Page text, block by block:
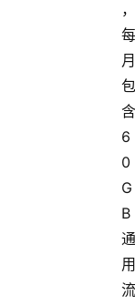
，
每
月
包
含
6
0
G
B
通
用
流